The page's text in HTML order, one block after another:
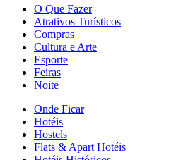
O Que Fazer
Atrativos Turísticos
Compras
Cultura e Arte
Esporte
Feiras
Noite
Onde Ficar
Hotéis
Hostels
Flats & Apart Hotéis